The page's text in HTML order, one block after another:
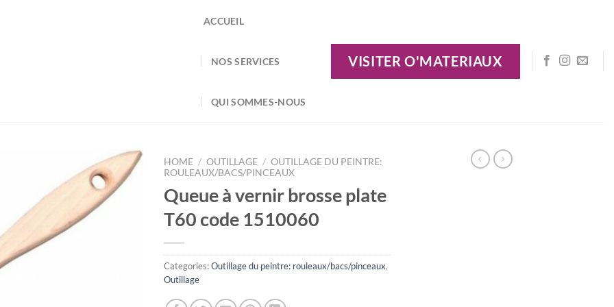
ACCUEIL
NOS SERVICES
QUI SOMMES-NOUS
VISITER O'MATERIAUX
HOME / OUTILLAGE / OUTILLAGE DU PEINTRE:
ROULEAUX/BACS/PINCEAUX
Queue à vernir brosse plate
T60 code 1510060
Categories:Outillage du peintre: rouleaux/bacs/pinceaux,
Outillage